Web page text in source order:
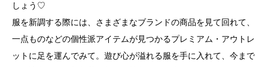
しょう♡
服を新調する際には、さまざまなブランドの商品を見て回れて、
一点ものなどの個性派アイテムが見つかるプレミアム・アウトレ
ットに足を運んでみて。遊び心が溢れる服を手に入れて、今まで